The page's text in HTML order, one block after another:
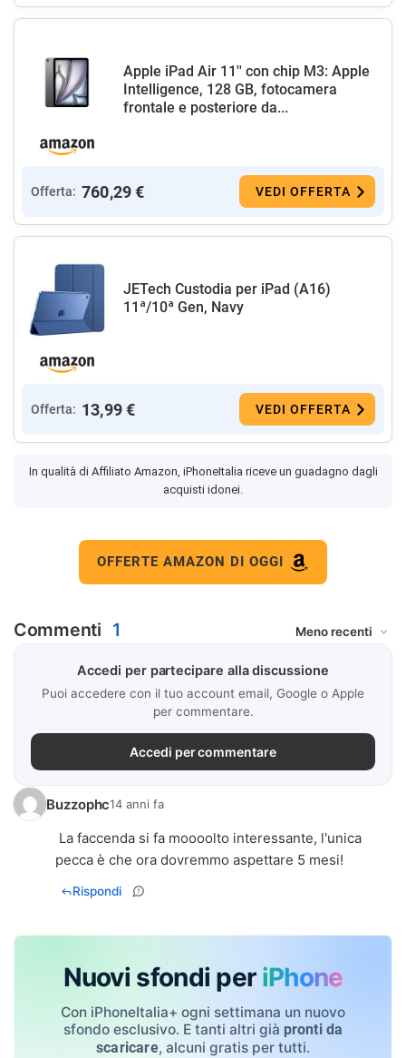
Apple iPad Air 11'' con chip M3: Apple
Intelligence, 128 GB, fotocamera
frontale e posteriore da...
Offerta: 760,29 € VEDI OFFERTA
JETech Custodia per iPad (A16)
11ª/10ª Gen, Navy
Offerta: 13,99 € VEDI OFFERTA
In qualità di Affiliato Amazon, iPhoneItalia riceve un guadagno dagli
acquisti idonei.
OFFERTE AMAZON DI OGGI
Commenti 1
Accedi per partecipare alla discussione
Puoi accedere con il tuo account email, Google o Apple
per commentare.
Accedi per commentare
Buzzophc14 anni fa
La faccenda si fa moooolto interessante, l'unica
pecca è che ora dovremmo aspettare 5 mesi!
Rispondi
Nuovi sfondi per iPhone
Con iPhoneItalia+ ogni settimana un nuovo
sfondo esclusivo. E tanti altri già pronti da
scaricare, alcuni gratis per tutti.